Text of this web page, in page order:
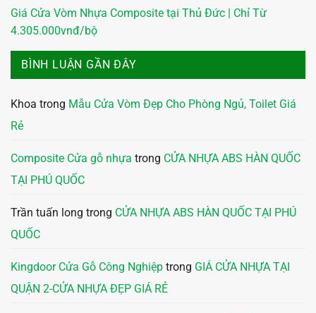
Giá Cửa Vòm Nhựa Composite tại Thủ Đức | Chỉ Từ
4.305.000vnđ/bộ
BÌNH LUẬN GẦN ĐÂY
Khoa trong Mẫu Cửa Vòm Đẹp Cho Phòng Ngủ, Toilet Giá
Rẻ
Composite Cửa gỗ nhựa trong CỬA NHỰA ABS HÀN QUỐC
TẠI PHÚ QUỐC
Trần tuấn long trong CỬA NHỰA ABS HÀN QUỐC TẠI PHÚ
QUỐC
Kingdoor Cửa Gỗ Công Nghiệp trong GIÁ CỬA NHỰA TẠI
QUẬN 2-CỬA NHỰA ĐẸP GIÁ RẺ